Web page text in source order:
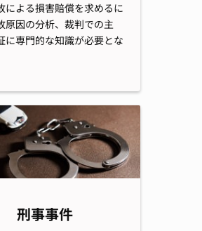
による損害賠償を求めるに
原因の分析、裁判での主
に専門的な知識が必要とな
刑事事件